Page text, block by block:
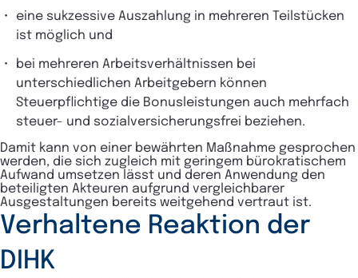
eine sukzessive Auszahlung in mehreren Teilstücken
ist möglich und
bei mehreren Arbeitsverhältnissen bei
unterschiedlichen Arbeitgebern können
Steuerpflichtige die Bonusleistungen auch mehrfach
steuer- und sozialversicherungsfrei beziehen.
Damit kann von einer bewährten Maßnahme gesprochen
werden, die sich zugleich mit geringem bürokratischem
Aufwand umsetzen lässt und deren Anwendung den
beteiligten Akteuren aufgrund vergleichbarer
Ausgestaltungen bereits weitgehend vertraut ist.
Verhaltene Reaktion der
DIHK